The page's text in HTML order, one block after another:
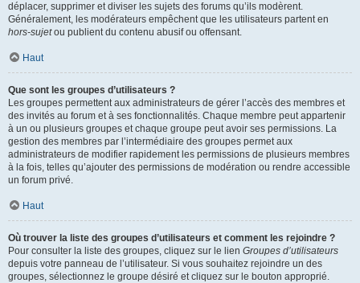
déplacer, supprimer et diviser les sujets des forums qu’ils modèrent.
Généralement, les modérateurs empêchent que les utilisateurs partent en
hors-sujetou publient du contenu abusif ou offensant.
Haut
Que sont les groupes d’utilisateurs ?
Les groupes permettent aux administrateurs de gérer l’accès des membres et
des invités au forum et à ses fonctionnalités. Chaque membre peut appartenir
à un ou plusieurs groupes et chaque groupe peut avoir ses permissions. La
gestion des membres par l’intermédiaire des groupes permet aux
administrateurs de modifier rapidement les permissions de plusieurs membres
à la fois, telles qu’ajouter des permissions de modération ou rendre accessible
un forum privé.
Haut
Où trouver la liste des groupes d’utilisateurs et comment les rejoindre ?
Pour consulter la liste des groupes, cliquez sur le lien Groupes d’utilisateurs
depuis votre panneau de l’utilisateur. Si vous souhaitez rejoindre un des
groupes, sélectionnez le groupe désiré et cliquez sur le bouton approprié.